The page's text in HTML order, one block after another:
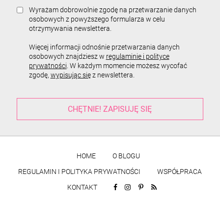
Wyrażam dobrowolnie zgodę na przetwarzanie danych
osobowych z powyższego formularza w celu
otrzymywania newslettera.
Więcej informacji odnośnie przetwarzania danych
osobowych znajdziesz w regulaminie i polityce
prywatności . W każdym momencie możesz wycofać
zgodę, wypisując sięz newslettera.
HOME
O BLOGU
REGULAMIN I POLITYKA PRYWATNOŚCI
WSPÓŁPRACA
KONTAKT